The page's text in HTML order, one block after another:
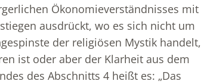
Ökonomieverständnisses mit
ausdrückt, wo es sich nicht um
der religiösen Mystik handelt,
ist oder aber der Klarheit aus dem
des Abschnitts 4 heißt es: „Das